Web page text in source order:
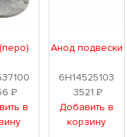
Р
в
Анод подвески
6H14525103
3521 Р
Добавить в
корзину